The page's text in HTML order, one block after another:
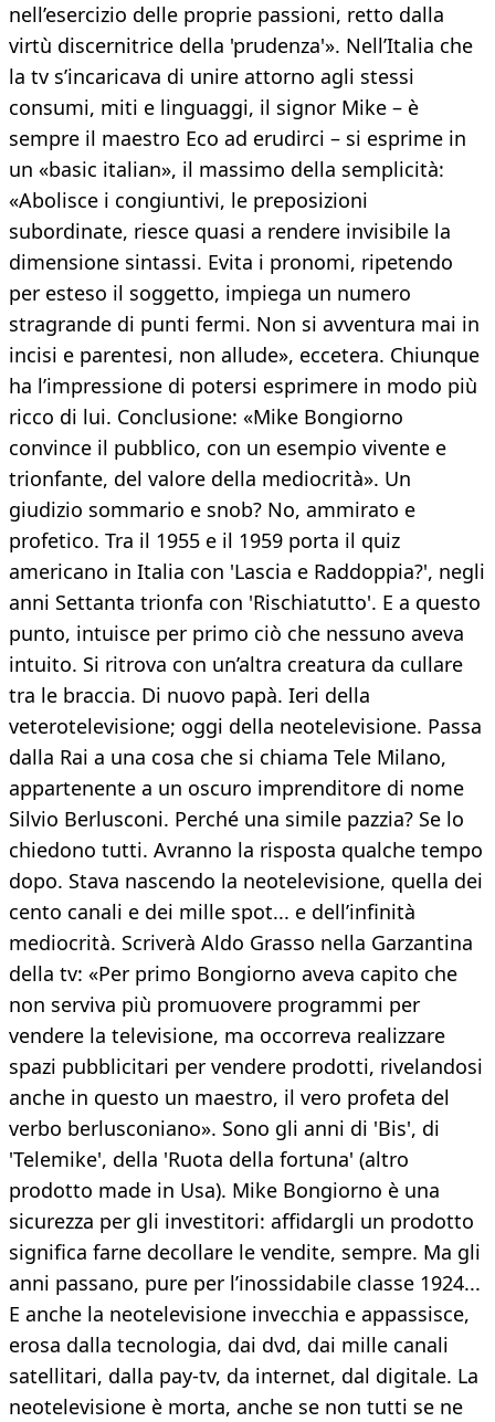
nell’esercizio delle proprie passioni, retto dalla
virtù discernitrice della 'prudenza'». Nell’Italia che
la tv s’incaricava di unire attorno agli stessi
consumi, miti e linguaggi, il signor Mike – è
sempre il maestro Eco ad erudirci – si esprime in
un «basic italian», il massimo della semplicità:
«Abolisce i congiuntivi, le preposizioni
subordinate, riesce quasi a rendere invisibile la
dimensione sintassi. Evita i pronomi, ripetendo
per esteso il soggetto, impiega un numero
stragrande di punti fermi. Non si avventura mai in
incisi e parentesi, non allude», eccetera. Chiunque
ha l’impressione di potersi esprimere in modo più
ricco di lui. Conclusione: «Mike Bongiorno
convince il pubblico, con un esempio vivente e
trionfante, del valore della mediocrità». Un
giudizio sommario e snob? No, ammirato e
profetico. Tra il 1955 e il 1959 porta il quiz
americano in Italia con 'Lascia e Raddoppia?', negli
anni Settanta trionfa con 'Rischiatutto'. E a questo
punto, intuisce per primo ciò che nessuno aveva
intuito. Si ritrova con un’altra creatura da cullare
tra le braccia. Di nuovo papà. Ieri della
veterotelevisione; oggi della neotelevisione. Passa
dalla Rai a una cosa che si chiama Tele Milano,
appartenente a un oscuro imprenditore di nome
Silvio Berlusconi. Perché una simile pazzia? Se lo
chiedono tutti. Avranno la risposta qualche tempo
dopo. Stava nascendo la neotelevisione, quella dei
cento canali e dei mille spot... e dell’infinità
mediocrità. Scriverà Aldo Grasso nella Garzantina
della tv: «Per primo Bongiorno aveva capito che
non serviva più promuovere programmi per
vendere la televisione, ma occorreva realizzare
spazi pubblicitari per vendere prodotti, rivelandosi
anche in questo un maestro, il vero profeta del
verbo berlusconiano». Sono gli anni di 'Bis', di
'Telemike', della 'Ruota della fortuna' (altro
prodotto made in Usa). Mike Bongiorno è una
sicurezza per gli investitori: affidargli un prodotto
significa farne decollare le vendite, sempre. Ma gli
anni passano, pure per l’inossidabile classe 1924...
E anche la neotelevisione invecchia e appassisce,
erosa dalla tecnologia, dai dvd, dai mille canali
satellitari, dalla pay-tv, da internet, dal digitale. La
neotelevisione è morta, anche se non tutti se ne